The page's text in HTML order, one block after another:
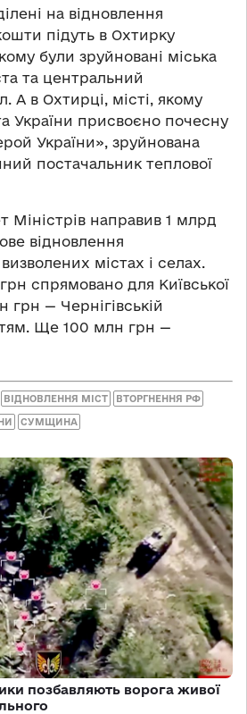
на відновлення
підуть в Охтирку
були зруйновані міська
та центральний
А в Охтирці, місті, якому
України присвоєно почесну
України», зруйнована
постачальник теплової
Міністрів направив 1 млрд
відновлення
містах і селах.
спрямовано для Київської
грн — Чернігівській
Ще 100 млн грн —
ВІДНОВЛЕННЯ МІСТ ВТОРГНЕННЯ РФ
СУМЩИНА
позбавляють ворога живої